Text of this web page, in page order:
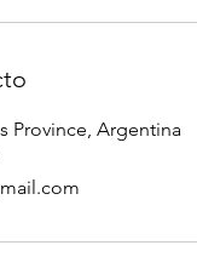
Province, Argentina